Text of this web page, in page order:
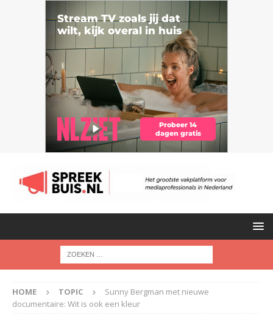
HOME TOPIC
Sunny Bergman met nieuwe
documentaire: Wit is ook een kleur